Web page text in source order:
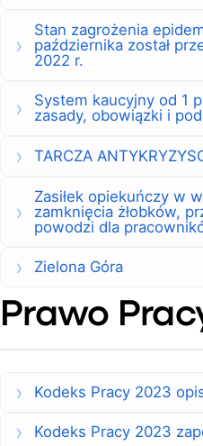
Stan zagrożenia
października został
2022 r.
System kaucyjny od 1
zasady, obowiązki i
TARCZA
Zasiłek opiekuńczy w
zamknięcia żłobków,
powodzi dla
Zielona Góra
Prawo
Kodeks Pracy 2023
Kodeks Pracy 2023